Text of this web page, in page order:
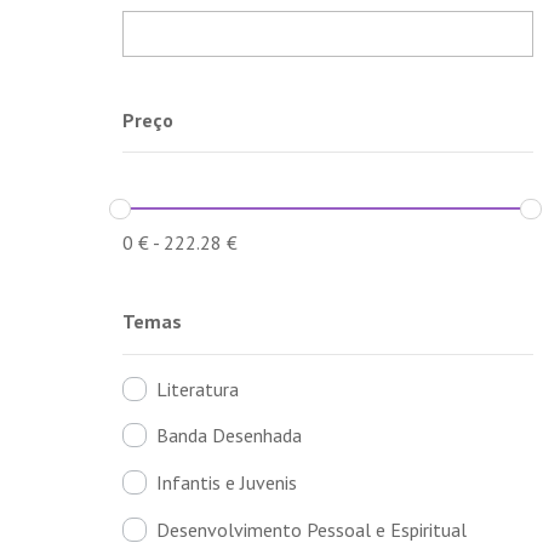
Preço
0 €- 222.28 €
Temas
Literatura
Banda Desenhada
Infantis e Juvenis
Desenvolvimento Pessoal e Espiritual